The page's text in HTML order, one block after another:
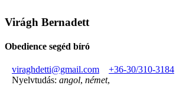
Virágh Bernadett
Obedience segéd bíró
viraghdetti@gmail.com
+36-30/310-3184
Nyelvtudás: angol, német,